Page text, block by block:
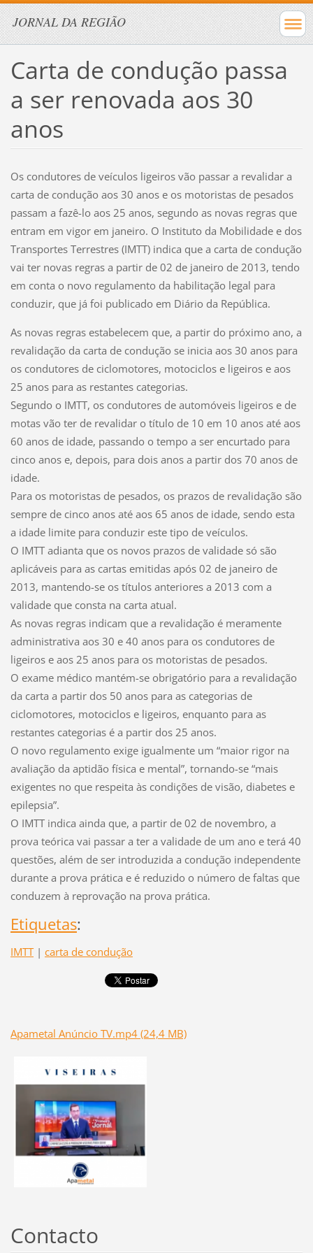
JORNAL DA REGIÃO
Carta de condução passa
a ser renovada aos 30
anos
Os condutores de veículos ligeiros vão passar a revalidar a
carta de condução aos 30 anos e os motoristas de pesados
passam a fazê-lo aos 25 anos, segundo as novas regras que
entram em vigor em janeiro. O Instituto da Mobilidade e dos
Transportes Terrestres (IMTT) indica que a carta de condução
vai ter novas regras a partir de 02 de janeiro de 2013, tendo
em conta o novo regulamento da habilitação legal para
conduzir, que já foi publicado em Diário da República.
As novas regras estabelecem que, a partir do próximo ano, a
revalidação da carta de condução se inicia aos 30 anos para
os condutores de ciclomotores, motociclos e ligeiros e aos
25 anos para as restantes categorias.
Segundo o IMTT, os condutores de automóveis ligeiros e de
motas vão ter de revalidar o título de 10 em 10 anos até aos
60 anos de idade, passando o tempo a ser encurtado para
cinco anos e, depois, para dois anos a partir dos 70 anos de
idade.
Para os motoristas de pesados, os prazos de revalidação são
sempre de cinco anos até aos 65 anos de idade, sendo esta
a idade limite para conduzir este tipo de veículos.
O IMTT adianta que os novos prazos de validade só são
aplicáveis para as cartas emitidas após 02 de janeiro de
2013, mantendo-se os títulos anteriores a 2013 com a
validade que consta na carta atual.
As novas regras indicam que a revalidação é meramente
administrativa aos 30 e 40 anos para os condutores de
ligeiros e aos 25 anos para os motoristas de pesados.
O exame médico mantém-se obrigatório para a revalidação
da carta a partir dos 50 anos para as categorias de
ciclomotores, motociclos e ligeiros, enquanto para as
restantes categorias é a partir dos 25 anos.
O novo regulamento exige igualmente um “maior rigor na
avaliação da aptidão física e mental”, tornando-se “mais
exigentes no que respeita às condições de visão, diabetes e
epilepsia”.
O IMTT indica ainda que, a partir de 02 de novembro, a
prova teórica vai passar a ter a validade de um ano e terá 40
questões, além de ser introduzida a condução independente
durante a prova prática e é reduzido o número de faltas que
conduzem à reprovação na prova prática.
Etiquetas:
IMTT | carta de condução
Apametal Anúncio TV.mp4 (24,4 MB)
Contacto